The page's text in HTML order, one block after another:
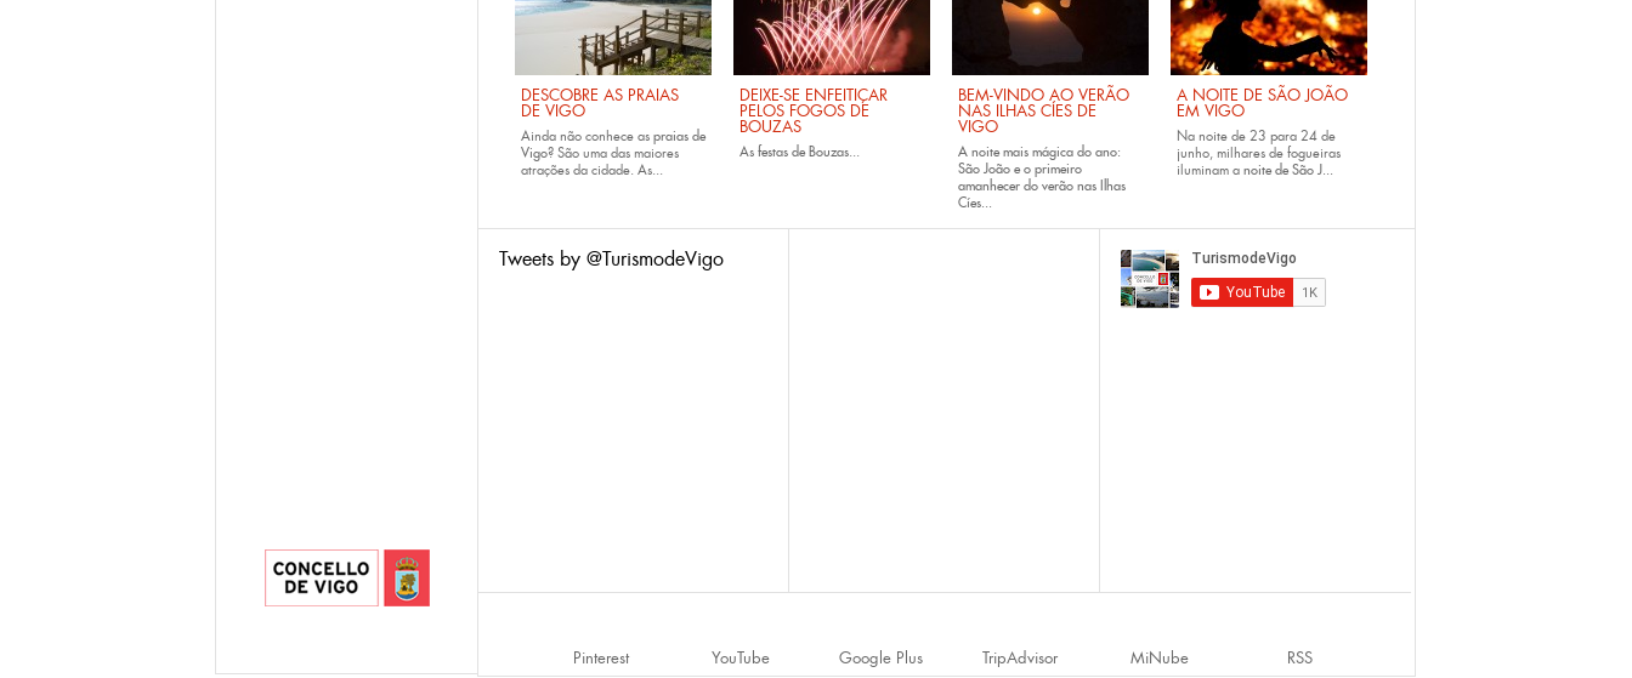
DESCOBRE AS PRAIAS
DE VIGO
Ainda não conhece as praias de
Vigo? São uma das maiores
atrações da cidade. As...
DEIXE-SE ENFEITIÇAR
PELOS FOGOS DE
BOUZAS
As festas de Bouzas...
BEM-VINDO AO VERÃO
NAS ILHAS CÍES DE
VIGO
A noite mais mágica do ano:
São João e o primeiro
amanhecer do verão nas Ilhas
Cíes...
A NOITE DE SÃO JOÃO
EM VIGO
Na noite de 23 para 24 de
junho, milhares de fogueiras
iluminam a noite de São J...
Tweets by @TurismodeVigo
Pinterest YouTube Google Plus TripAdvisor MiNube RSS